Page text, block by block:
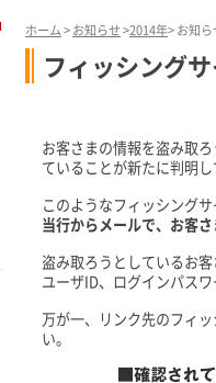
ホーム>お知らせ>2014年> お知
フィッシング
お客さまの情報を盗み取
ていることが新たに判明
このようなフィッシング
当行からメールで、お客
盗み取ろうとしているお
ユーザID、ログインパス
万が一、リンク先のフィ
い。